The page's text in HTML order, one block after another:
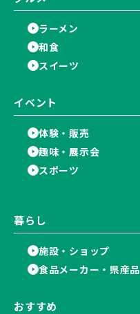
ラーメン
和食
スイーツ
イベント
体験・販売
趣味・展示会
スポーツ
暮らし
施設・ショップ
食品メーカー・県産品
おすすめ